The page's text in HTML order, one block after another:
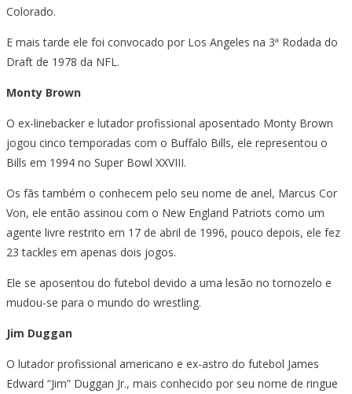
Colorado.
E mais tarde ele foi convocado por Los Angeles na 3ª Rodada do
Draft de 1978 da NFL.
Monty Brown
O ex-linebacker e lutador profissional aposentado Monty Brown
jogou cinco temporadas com o Buffalo Bills, ele representou o
Bills em 1994 no Super Bowl XXVIII.
Os fãs também o conhecem pelo seu nome de anel, Marcus Cor
Von, ele então assinou com o New England Patriots como um
agente livre restrito em 17 de abril de 1996, pouco depois, ele fez
23 tackles em apenas dois jogos.
Ele se aposentou do futebol devido a uma lesão no tornozelo e
mudou-se para o mundo do wrestling.
Jim Duggan
O lutador profissional americano e ex-astro do futebol James
Edward “Jim” Duggan Jr., mais conhecido por seu nome de ringue